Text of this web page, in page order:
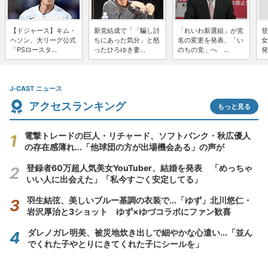
【ドジャース】キム・
ヘソン、大リーグ公式
「PSロースタ...
新党結成で「「騙し討
ちにあった気分」と怒
ったひろゆき妻...
「れいわ新選組」が党
名の変更を発表、「い
のちの党」へ ...
J-CAST ニュース
アクセスランキング もっと見る
電撃トレードの巨人・リチャード、ソフトバンク・秋広優人
の存在感薄れ...「他球団の方が出場機会ある」の声が
登録者60万超人気美女YouTuber、結婚を発表 「めっちゃ
いい人に出会えた」「私今すごく安定してる」
羽生結弦、美しいブルー基調の衣装で...「ゆず」北川悠仁・
岩沢厚治と3ショット ゆず×ゆづコラボにファン歓喜
ダレノガレ明美、被災地炊き出しで細やかな心遣い...「並ん
でくれた子やとりにきてくれた子にシールを」